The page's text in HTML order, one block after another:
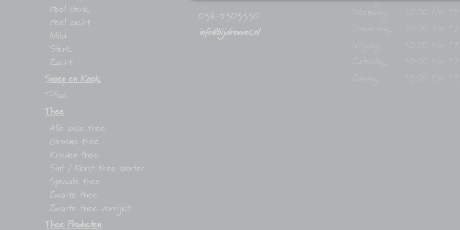
Heel sterk
Heel zacht
Mild
Sterk
Zacht
Snoep en Koek
T-Sac
Thee
Alle losse thee
Groene thee
Kruiden thee
Sint / Kerst thee soorten
Speciale thee
Zwarte thee
Zwarte thee verrijkt
Thee Producten
036-5303330
info@bijdrewes.nl